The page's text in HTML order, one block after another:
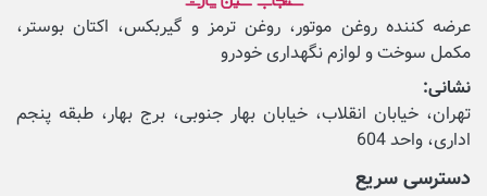
عرضه کننده روغن موتور، روغن ترمز و گیربکس، اکتان بوستر،
مکمل‌ سوخت و لوازم نگهداری خودرو
نشانی:
تهران، خیابان انقلاب، خیابان بهار جنوبی، برج بهار، طبقه پنجم
اداری، واحد 604
دسترسی سریع